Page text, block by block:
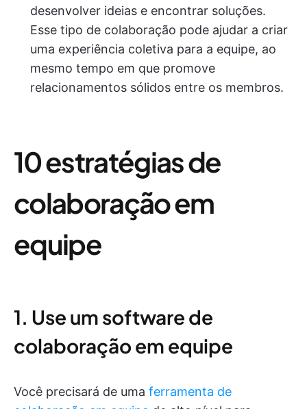
desenvolver ideias e encontrar soluções.
Esse tipo de colaboração pode ajudar a criar
uma experiência coletiva para a equipe, ao
mesmo tempo em que promove
relacionamentos sólidos entre os membros.
10 estratégias de
colaboração em
equipe
1. Use um software de
colaboração em equipe
Você precisará de uma ferramenta de